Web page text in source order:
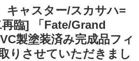
キャスター/スカサハ=
臨] ​「Fate/Grand
製塗装済み完成品フィ
りさせていただきまし